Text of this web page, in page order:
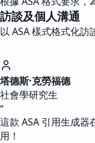
訪談及個人溝通
以 ASA 樣式格式化訪
塔德斯·克勞福德
社會學研究生
“
這款 ASA 引用生成
用！